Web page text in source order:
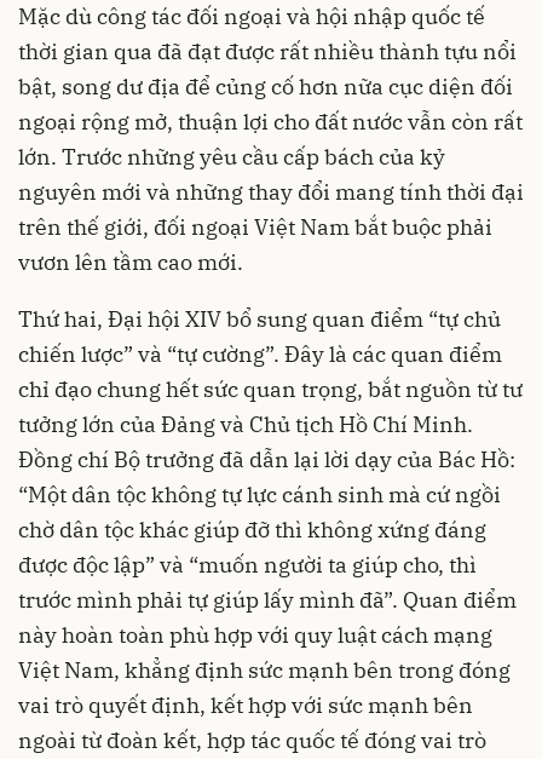
Mặc dù công tác đối ngoại và hội nhập quốc tế
thời gian qua đã đạt được rất nhiều thành tựu nổi
bật, song dư địa để củng cố hơn nữa cục diện đối
ngoại rộng mở, thuận lợi cho đất nước vẫn còn rất
lớn. Trước những yêu cầu cấp bách của kỷ
nguyên mới và những thay đổi mang tính thời đại
trên thế giới, đối ngoại Việt Nam bắt buộc phải
vươn lên tầm cao mới.
Thứ hai, Đại hội XIV bổ sung quan điểm “tự chủ
chiến lược” và “tự cường”. Đây là các quan điểm
chỉ đạo chung hết sức quan trọng, bắt nguồn từ tư
tưởng lớn của Đảng và Chủ tịch Hồ Chí Minh.
Đồng chí Bộ trưởng đã dẫn lại lời dạy của Bác Hồ:
“Một dân tộc không tự lực cánh sinh mà cứ ngồi
chờ dân tộc khác giúp đỡ thì không xứng đáng
được độc lập” và “muốn người ta giúp cho, thì
trước mình phải tự giúp lấy mình đã”. Quan điểm
này hoàn toàn phù hợp với quy luật cách mạng
Việt Nam, khẳng định sức mạnh bên trong đóng
vai trò quyết định, kết hợp với sức mạnh bên
ngoài từ đoàn kết, hợp tác quốc tế đóng vai trò